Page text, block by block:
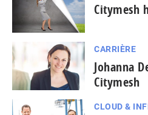
Citymesh
CARRIÈRE
Johanna
Citymesh
CLOUD &